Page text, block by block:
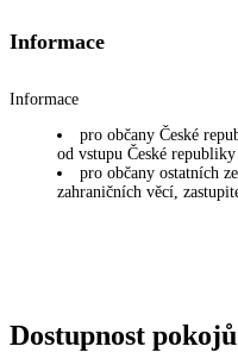
Informace
Informace
pro občany České
od vstupu České
pro občany ostatních
zahraničních věcí,
Dostupnost pokojů